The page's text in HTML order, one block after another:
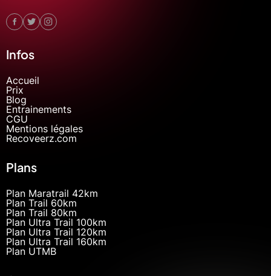
Infos
Accueil
Prix
Blog
Entrainements
CGU
Mentions légales
Recoveerz.com
Plans
Plan Maratrail 42km
Plan Trail 60km
Plan Trail 80km
Plan Ultra Trail 100km
Plan Ultra Trail 120km
Plan Ultra Trail 160km
Plan UTMB